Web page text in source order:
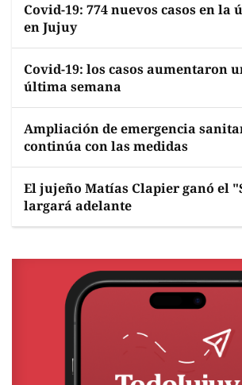
Covid-19: 774 nuevos casos en la
en Jujuy
Covid-19: los casos aumentaron
última semana
Ampliación de emergencia
continúa con las medidas
El jujeño Matías Clapier ganó el
largará adelante